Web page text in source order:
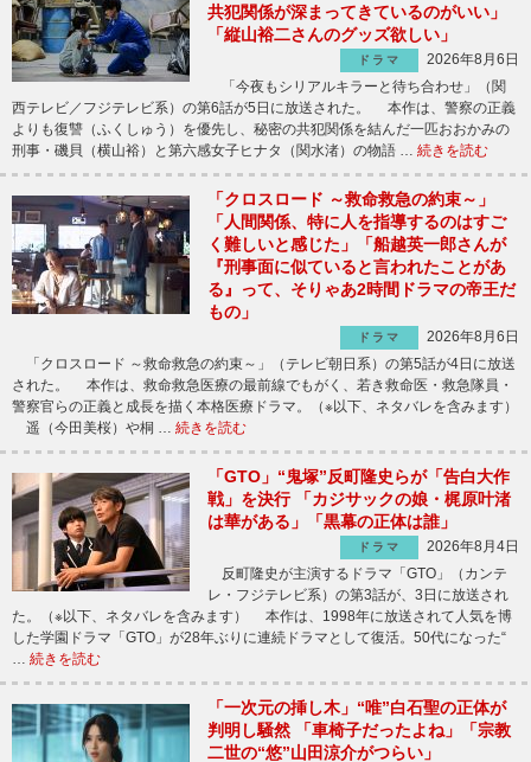
共犯関係が深まってきているのがいい」
「縦山裕二さんのグッズ欲しい」
ドラマ
2026年8月6日
「今夜もシリアルキラーと待ち合わせ」（関
西テレビ／フジテレビ系）の第6話が5日に放送された。 本作は、警察の正義
よりも復讐（ふくしゅう）を優先し、秘密の共犯関係を結んだ一匹おおかみの
刑事・磯貝（横山裕）と第六感女子ヒナタ（関水渚）の物語 … 続きを読む
「クロスロード ～救命救急の約束～」
「人間関係、特に人を指導するのはすご
く難しいと感じた」「船越英一郎さんが
『刑事面に似ていると言われたことがあ
る』って、そりゃあ2時間ドラマの帝王だ
もの」
ドラマ
2026年8月6日
「クロスロード ～救命救急の約束～」（テレビ朝日系）の第5話が4日に放送
された。 本作は、救命救急医療の最前線でもがく、若き救命医・救急隊員・
警察官らの正義と成長を描く本格医療ドラマ。（※以下、ネタバレを含みます）
遥（今田美桜）や桐 … 続きを読む
「GTO」“鬼塚”反町隆史らが「告白大作
戦」を決行 「カジサックの娘・梶原叶渚
は華がある」「黒幕の正体は誰」
ドラマ
2026年8月4日
反町隆史が主演するドラマ「GTO」（カンテ
レ・フジテレビ系）の第3話が、3日に放送され
た。（※以下、ネタバレを含みます） 本作は、1998年に放送されて人気を博
した学園ドラマ「GTO」が28年ぶりに連続ドラマとして復活。50代になった“
続きを読む
「一次元の挿し木」“唯”白石聖の正体が
判明し騒然 「車椅子だったよね」「宗教
二世の“悠”山田涼介がつらい」